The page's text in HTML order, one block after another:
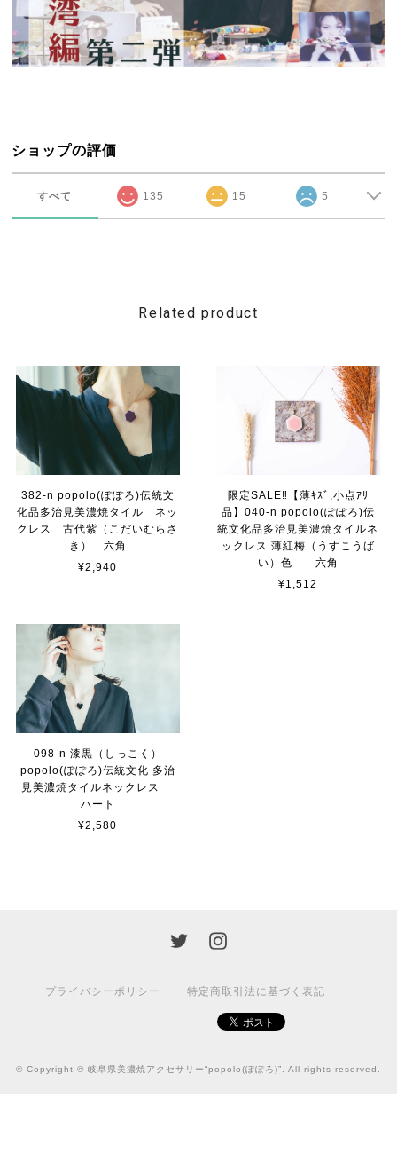
ショップの評価
すべて 135 15 5
Related product
382-n popolo(ぽぽろ)伝統文
化品多治見美濃焼タイル ネッ
クレス 古代紫（こだいむらさ
き） 六角
¥2,940
限定SALE‼【薄ｷｽﾞ,小点ｱﾘ
品】040-n popolo(ぽぽろ)伝
統文化品多治見美濃焼タイルネ
ックレス 薄紅梅（うすこうば
い）色 六角
¥1,512
098-n 漆黒（しっこく）
popolo(ぽぽろ)伝統文化 多治
見美濃焼タイルネックレス
ハート
¥2,580
プライバシーポリシー 特定商取引法に基づく表記
© Copyright © 岐阜県美濃焼アクセサリー“popolo(ぽぽろ)”. All rights reserved.